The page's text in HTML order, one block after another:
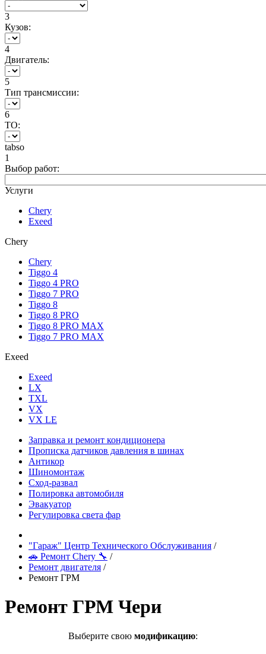
3
Кузов:
4
Двигатель:
5
Тип трансмиссии:
6
ТО:
tabso
1
Выбор работ:
Услуги
Chery
Exeed
Chery
Chery
Tiggo 4
Tiggo 4 PRO
Tiggo 7 PRO
Tiggo 8
Tiggo 8 PRO
Tiggo 8 PRO MAX
Tiggo 7 PRO MAX
Exeed
Exeed
LX
TXL
VX
VX LE
Заправка и ремонт кондиционера
Прописка датчиков давления в шинах
Антикор
Шиномонтаж
Сход-развал
Полировка автомобиля
Эвакуатор
Регулировка света фар
"Гараж" Центр Технического Обслуживания /
🚗 Ремонт Chery 🔧 /
Ремонт двигателя /
Ремонт ГРМ
Ремонт ГРМ Чери
Выберите свою модификацию: